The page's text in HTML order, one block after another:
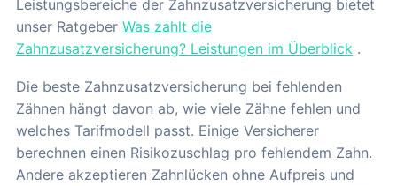
Leistungsbereiche der Zahnzusatzversicherung bietet
unser Ratgeber Was zahlt die
Zahnzusatzversicherung? Leistungen im Überblick .
Die beste Zahnzusatzversicherung bei fehlenden
Zähnen hängt davon ab, wie viele Zähne fehlen und
welches Tarifmodell passt. Einige Versicherer
berechnen einen Risikozuschlag pro fehlendem Zahn.
Andere akzeptieren Zahnlücken ohne Aufpreis und